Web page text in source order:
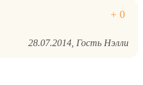
28.07.2014 Гость Нэлли